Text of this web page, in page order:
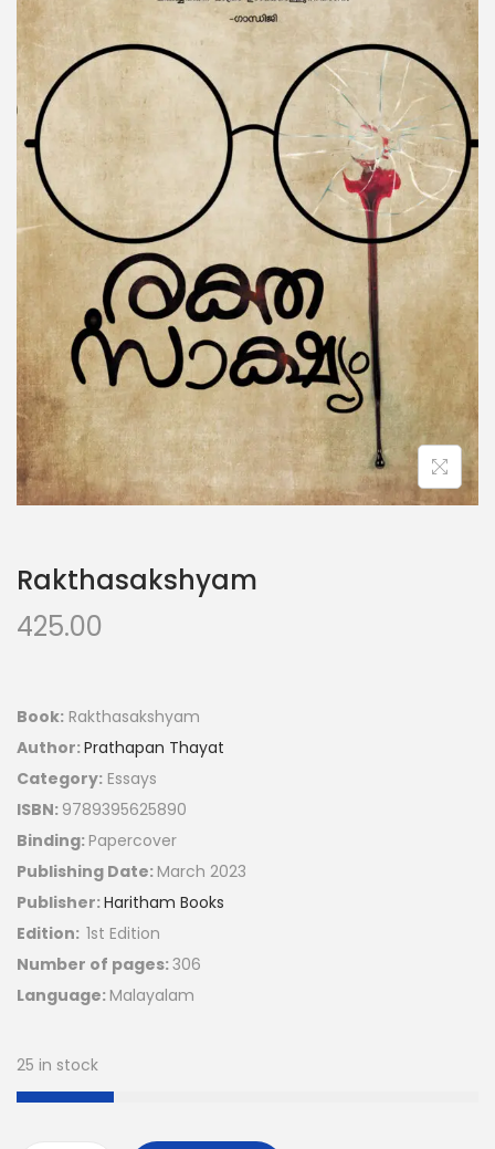
Rakthasakshyam
425.00
Book: Rakthasakshyam
Author:Prathapan Thayat
Category: Essays
ISBN: 9789395625890
Binding: Papercover
Publishing Date: March 2023
Publisher:Haritham Books
Edition: 1st Edition
Number of pages:306
Language: Malayalam
25 in stock